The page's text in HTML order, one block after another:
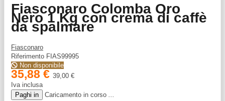
Fiasconaro Colomba Oro
Nero 1 Kg con crema di caffè
da spalmare
Fiasconaro
Riferimento FIAS99995
Non disponibile
35,88 € 39,00 €
Iva inclusa
Paghi in
Caricamento in corso